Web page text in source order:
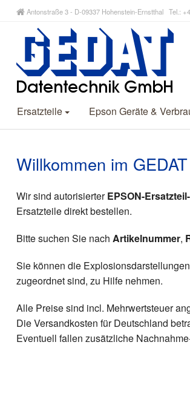
Antonstraße 3 - D-09337 Hohenstein-Ernstthal Tel.:
Ersatzteile Epson Geräte &
Willkommen im
Wir sind autorisierterEPSON-
Ersatzteile direkt bestellen.
Bitte suchen Sie nach Artikelnummer,
Sie können die
zugeordnet sind, zu Hilfe nehmen.
Alle Preise sind incl. Mehrwertsteuer
Die Versandkosten für Deutschland
Eventuell fallen zusätzliche